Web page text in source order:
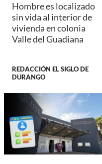
Hombre es localizado
sin vida al interior de
vivienda en colonia
Valle del Guadiana
REDACCIÓN EL SIGLO DE
DURANGO